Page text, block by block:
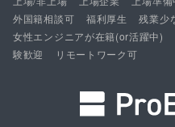
外国籍相談可
福利厚生 残業少
女性エンジニアが在籍(or活躍中)
験歓迎
リモートワーク可